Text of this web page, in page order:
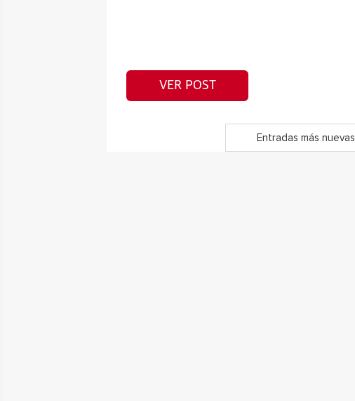
VER POST
Entradas más nuevas